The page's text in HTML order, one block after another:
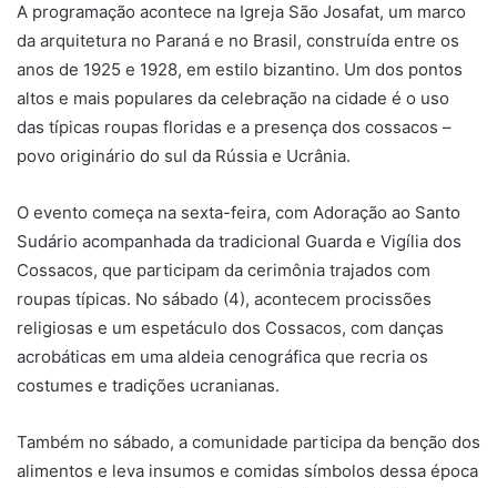
A programação acontece na Igreja São Josafat, um marco
da arquitetura no Paraná e no Brasil, construída entre os
anos de 1925 e 1928, em estilo bizantino. Um dos pontos
altos e mais populares da celebração na cidade é o uso
das típicas roupas floridas e a presença dos cossacos –
povo originário do sul da Rússia e Ucrânia.
O evento começa na sexta-feira, com Adoração ao Santo
Sudário acompanhada da tradicional Guarda e Vigília dos
Cossacos, que participam da cerimônia trajados com
roupas típicas. No sábado (4), acontecem procissões
religiosas e um espetáculo dos Cossacos, com danças
acrobáticas em uma aldeia cenográfica que recria os
costumes e tradições ucranianas.
Também no sábado, a comunidade participa da benção dos
alimentos e leva insumos e comidas símbolos dessa época